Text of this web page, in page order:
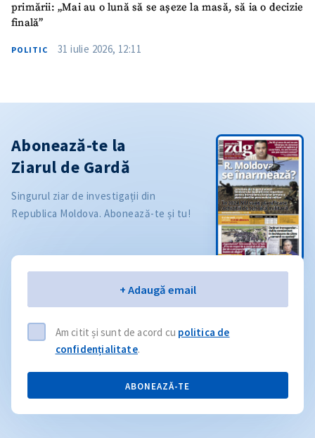
primării: „Mai au o lună să se așeze la masă, să ia o decizie
finală”
POLITIC 31 iulie 2026, 12:11
Abonează-te la
Ziarul de Gardă
Singurul ziar de investigații din
Republica Moldova. Abonează-te și tu!
+ Adaugă email
Am citit și sunt de acord cu politica de
confidențialitate.
ABONEAZĂ-TE